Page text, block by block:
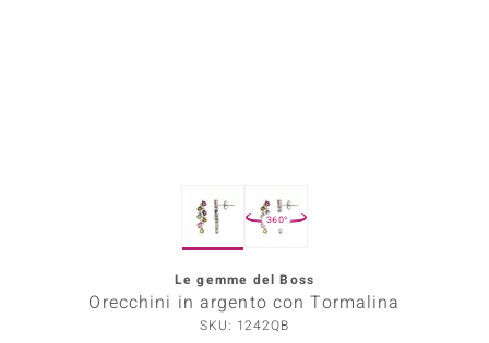
360°
Le gemme del Boss
Orecchini in argento con Tormalina
SKU: 1242QB